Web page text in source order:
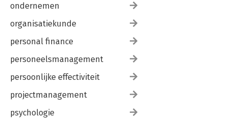
ondernemen
organisatiekunde
personal finance
personeelsmanagement
persoonlijke effectiviteit
projectmanagement
psychologie